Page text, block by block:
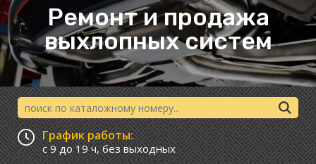
Ремонт и продажа
выхлопных систем
График работы:
с 9 до 19 ч,без выходных